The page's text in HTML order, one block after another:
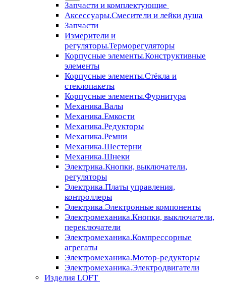
Запчасти и комплектующие
Аксессуары.Смесители и лейки душа
Запчасти
Измерители и
регуляторы.Терморегуляторы
Корпусные элементы.Конструктивные
элементы
Корпусные элементы.Стёкла и
стеклопакеты
Корпусные элементы.Фурнитура
Механика.Валы
Механика.Емкости
Механика.Редукторы
Механика.Ремни
Механика.Шестерни
Механика.Шнеки
Электрика.Кнопки, выключатели,
регуляторы
Электрика.Платы управления,
контроллеры
Электрика.Электронные компоненты
Электромеханика.Кнопки, выключатели,
переключатели
Электромеханика.Компрессорные
агрегаты
Электромеханика.Мотор-редукторы
Электромеханика.Электродвигатели
Изделия LOFT